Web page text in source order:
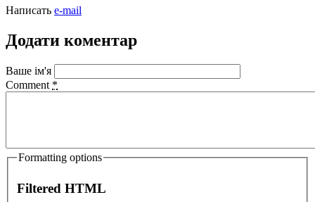
Написать e-mail
Додати коментар
Ваше ім'я
Comment *
Formatting options
Filtered HTML